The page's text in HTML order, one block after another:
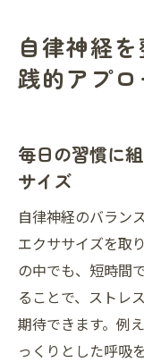
自律神経
践的アプロ
毎日の習慣に
サイズ
自律神経のバラン
エクササイズを取
の中でも、短時間
ることで、ストレ
期待できます。例
っくりとした呼吸